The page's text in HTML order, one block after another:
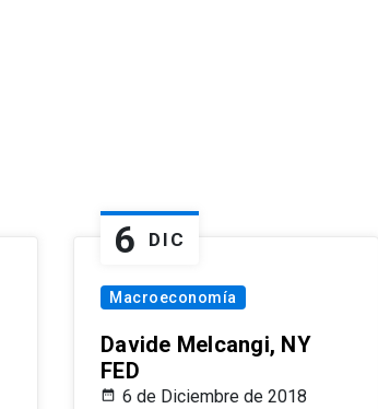
6 DIC
Macroeconomía
Davide Melcangi, NY
FED
6 de Diciembre de 2018